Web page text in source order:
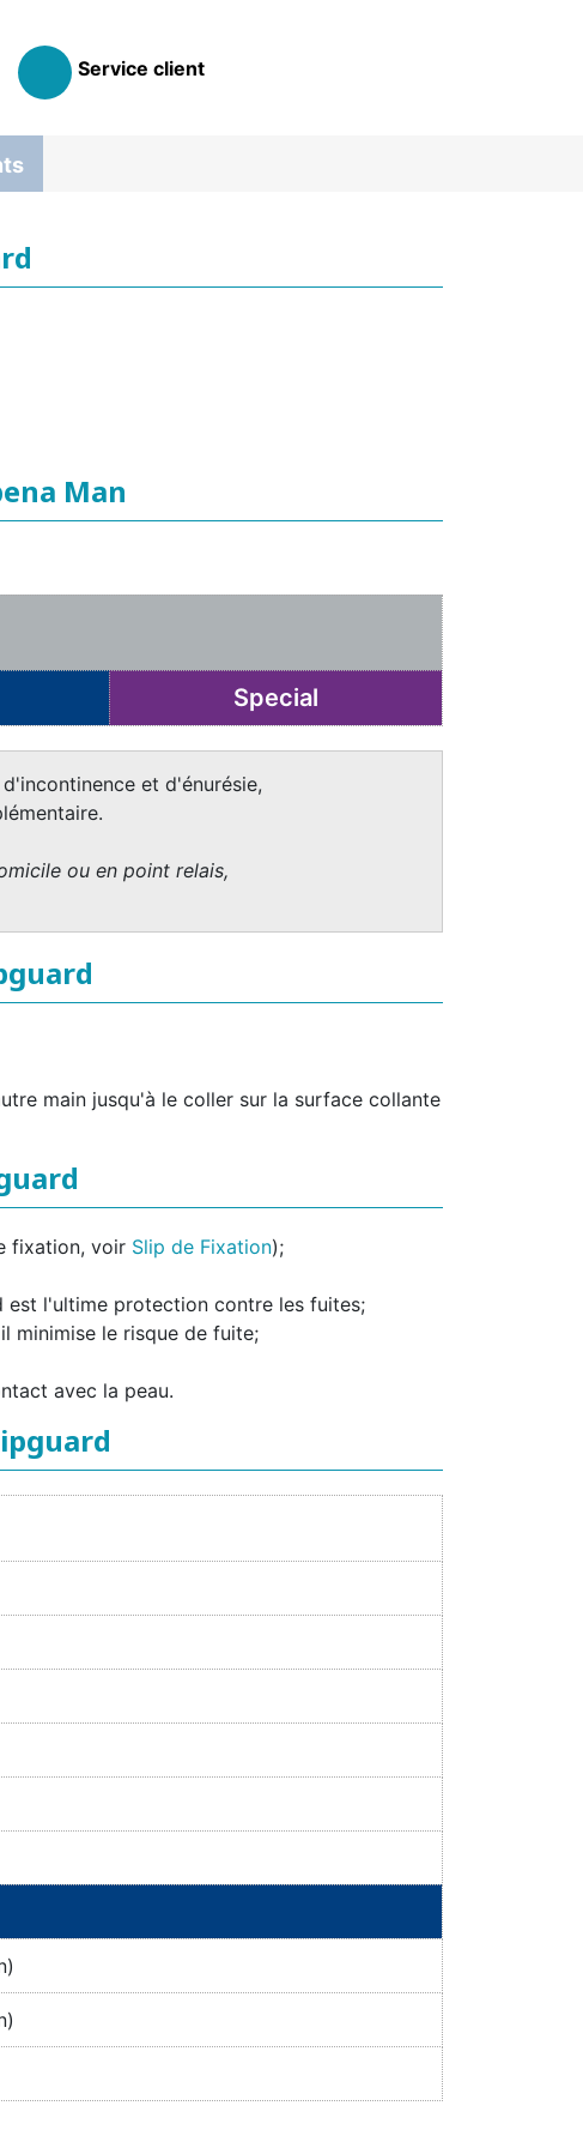
Service client
Man
Special
et d'énurésie,
ou en point relais,
main jusqu'à le coller sur la surface collante
fixation, voir Slip de Fixation);
est l'ultime protection contre les fuites;
minimise le risque de fuite;
avec la peau.